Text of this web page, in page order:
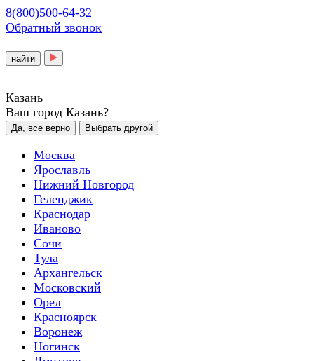
8(800)500-64-32
Обратный звонок
найти
Казань
Ваш город Казань?
Да, все верно Выбрать другой
Москва
Ярославль
Нижний Новгород
Геленджик
Краснодар
Иваново
Сочи
Тула
Архангельск
Московский
Орел
Красноярск
Воронеж
Ногинск